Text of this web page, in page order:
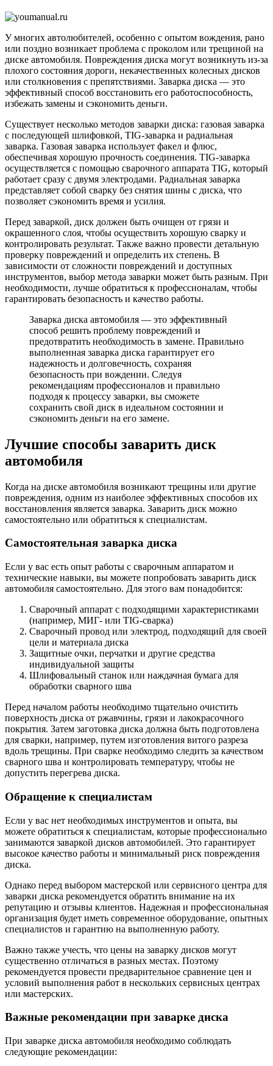
У многих автолюбителей, особенно с опытом вождения, рано
или поздно возникает проблема с проколом или трещиной на
диске автомобиля. Повреждения диска могут возникнуть из-за
плохого состояния дороги, некачественных колесных дисков
или столкновения с препятствиями. Заварка диска — это
эффективный способ восстановить его работоспособность,
избежать замены и сэкономить деньги.
Существует несколько методов заварки диска: газовая заварка
с последующей шлифовкой, TIG-заварка и радиальная
заварка. Газовая заварка использует факел и флюс,
обеспечивая хорошую прочность соединения. TIG-заварка
осуществляется с помощью сварочного аппарата TIG, который
работает сразу с двумя электродами. Радиальная заварка
представляет собой сварку без снятия шины с диска, что
позволяет сэкономить время и усилия.
Перед заваркой, диск должен быть очищен от грязи и
окрашенного слоя, чтобы осуществить хорошую сварку и
контролировать результат. Также важно провести детальную
проверку повреждений и определить их степень. В
зависимости от сложности повреждений и доступных
инструментов, выбор метода заварки может быть разным. При
необходимости, лучше обратиться к профессионалам, чтобы
гарантировать безопасность и качество работы.
Заварка диска автомобиля — это эффективный
способ решить проблему повреждений и
предотвратить необходимость в замене. Правильно
выполненная заварка диска гарантирует его
надежность и долговечность, сохраняя
безопасность при вождении. Следуя
рекомендациям профессионалов и правильно
подходя к процессу заварки, вы сможете
сохранить свой диск в идеальном состоянии и
сэкономить деньги на его замене.
Лучшие способы заварить диск
автомобиля
Когда на диске автомобиля возникают трещины или другие
повреждения, одним из наиболее эффективных способов их
восстановления является заварка. Заварить диск можно
самостоятельно или обратиться к специалистам.
Самостоятельная заварка диска
Если у вас есть опыт работы с сварочным аппаратом и
технические навыки, вы можете попробовать заварить диск
автомобиля самостоятельно. Для этого вам понадобится:
Сварочный аппарат с подходящими характеристиками
(например, МИГ- или TIG-сварка)
Сварочный провод или электрод, подходящий для своей
цели и материала диска
Защитные очки, перчатки и другие средства
индивидуальной защиты
Шлифовальный станок или наждачная бумага для
обработки сварного шва
Перед началом работы необходимо тщательно очистить
поверхность диска от ржавчины, грязи и лакокрасочного
покрытия. Затем заготовка диска должна быть подготовлена
для сварки, например, путем изготовления витого разреза
вдоль трещины. При сварке необходимо следить за качеством
сварного шва и контролировать температуру, чтобы не
допустить перегрева диска.
Обращение к специалистам
Если у вас нет необходимых инструментов и опыта, вы
можете обратиться к специалистам, которые профессионально
занимаются заваркой дисков автомобилей. Это гарантирует
высокое качество работы и минимальный риск повреждения
диска.
Однако перед выбором мастерской или сервисного центра для
заварки диска рекомендуется обратить внимание на их
репутацию и отзывы клиентов. Надежная и профессиональная
организация будет иметь современное оборудование, опытных
специалистов и гарантию на выполненную работу.
Важно также учесть, что цены на заварку дисков могут
существенно отличаться в разных местах. Поэтому
рекомендуется провести предварительное сравнение цен и
условий выполнения работ в нескольких сервисных центрах
или мастерских.
Важные рекомендации при заварке диска
При заварке диска автомобиля необходимо соблюдать
следующие рекомендации: